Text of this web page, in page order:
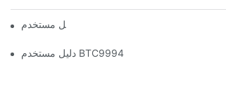
دليل مستخدم BTC9994